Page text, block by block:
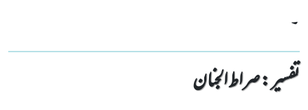
۔
تفسیر : ‎صراط الجنان